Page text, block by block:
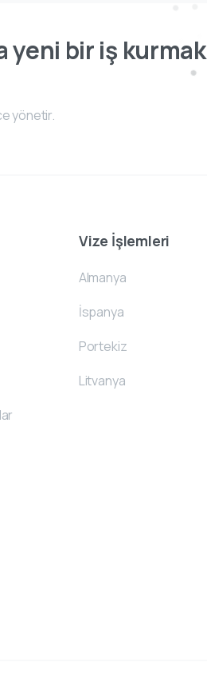
yeni bir iş kurmak
yönetir.
Vize İşlemleri
Almanya
İspanya
Portekiz
Litvanya